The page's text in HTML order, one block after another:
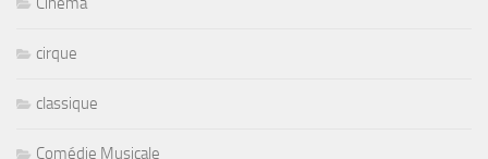
cirque
classique
Comédie Musicale